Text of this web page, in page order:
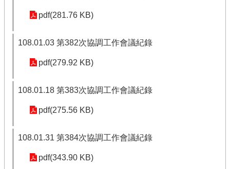
pdf(281.76 KB)
108.01.03 第382次協調工作會議紀錄
pdf(279.92 KB)
108.01.18 第383次協調工作會議紀錄
pdf(275.56 KB)
108.01.31 第384次協調工作會議紀錄
pdf(343.90 KB)